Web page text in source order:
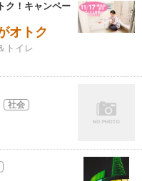
ク！キャンペー
オトク
トイレ
社会